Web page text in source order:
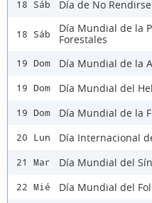
18 Sáb Día de No
18 Sáb
Día Mundial de la
Forestales
19 Dom Día Mundial de la
19 Dom Día Mundial del
19 Dom Día Mundial de la
20 Lun Día Internacional
21 Mar Día Mundial del
22 Mié Día Mundial del